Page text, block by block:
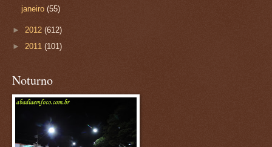
janeiro(55)
► 2012 (612)
► 2011 (101)
Noturno